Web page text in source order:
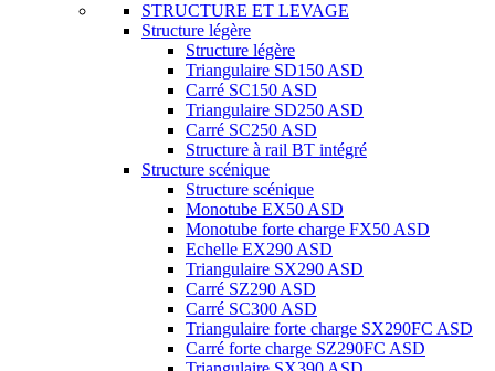
STRUCTURE ET LEVAGE
Structure légère
Structure légère
Triangulaire SD150 ASD
Carré SC150 ASD
Triangulaire SD250 ASD
Carré SC250 ASD
Structure à rail BT intégré
Structure scénique
Structure scénique
Monotube EX50 ASD
Monotube forte charge FX50 ASD
Echelle EX290 ASD
Triangulaire SX290 ASD
Carré SZ290 ASD
Carré SC300 ASD
Triangulaire forte charge SX290FC ASD
Carré forte charge SZ290FC ASD